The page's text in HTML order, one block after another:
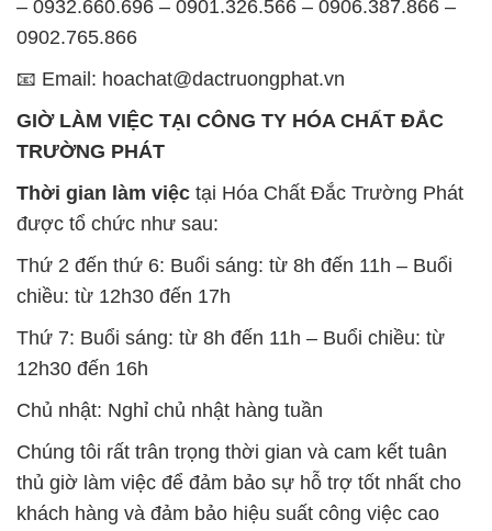
– 0932.660.696 – 0901.326.566 – 0906.387.866 –
0902.765.866
📧 Email: hoachat@dactruongphat.vn
GIỜ LÀM VIỆC TẠI CÔNG TY HÓA CHẤT ĐẮC
TRƯỜNG PHÁT
Thời gian làm việc tại Hóa Chất Đắc Trường Phát
được tổ chức như sau:
Thứ 2 đến thứ 6: Buổi sáng: từ 8h đến 11h – Buổi
chiều: từ 12h30 đến 17h
Thứ 7: Buổi sáng: từ 8h đến 11h – Buổi chiều: từ
12h30 đến 16h
Chủ nhật: Nghỉ chủ nhật hàng tuần
Chúng tôi rất trân trọng thời gian và cam kết tuân
thủ giờ làm việc để đảm bảo sự hỗ trợ tốt nhất cho
khách hàng và đảm bảo hiệu suất công việc cao